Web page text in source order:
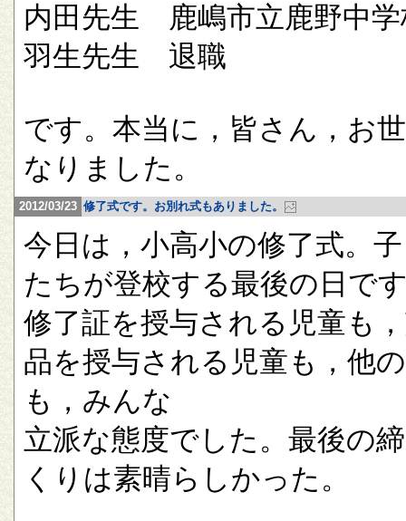
内田先生 鹿嶋市立鹿野中学
羽生先生 退職
です。本当に，皆さん，お
なりました。
2012/03/23 修了式です。お別れ式もありました。
今日は，小高小の修了式。
たちが登校する最後の日で
修了証を授与される児童も
品を授与される児童も，他
も，みんな
立派な態度でした。最後の
くりは素晴らしかった。